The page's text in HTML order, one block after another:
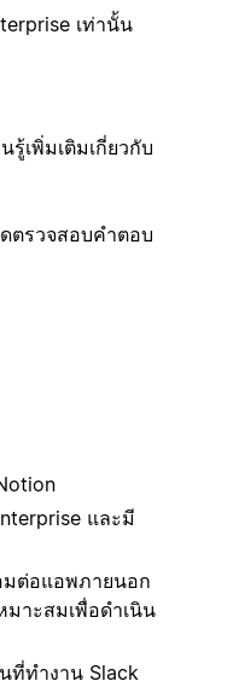
เท่านั้น
เพิ่มเติมเกี่ยวกับ
ตรวจสอบคำตอบ
และมี
มต่อแอพภายนอก
าะสมเพื่อดำเนิน
ที่ทำงาน Slack